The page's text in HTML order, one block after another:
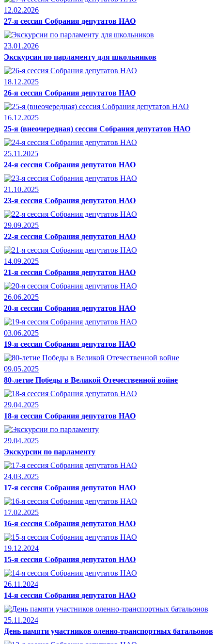
12.02.2026
27-я сессия Собрания депутатов НАО
23.01.2026
Экскурсии по парламенту для школьников
18.12.2025
26-я сессия Собрания депутатов НАО
16.12.2025
25-я (внеочередная) сессия Собрания депутатов НАО
25.11.2025
24-я сессия Собрания депутатов НАО
21.10.2025
23-я сессия Собрания депутатов НАО
29.09.2025
22-я сессия Собрания депутатов НАО
14.09.2025
21-я сессия Собрания депутатов НАО
26.06.2025
20-я сессия Собрания депутатов НАО
03.06.2025
19-я сессия Собрания депутатов НАО
09.05.2025
80-летие Победы в Великой Отечественной войне
29.04.2025
18-я сессия Собрания депутатов НАО
29.04.2025
Экскурсии по парламенту
24.03.2025
17-я сессия Собрания депутатов НАО
17.02.2025
16-я сессия Собрания депутатов НАО
19.12.2024
15-я сессия Собрания депутатов НАО
26.11.2024
14-я сессия Собрания депутатов НАО
25.11.2024
День памяти участников оленно-транспортных батальонов